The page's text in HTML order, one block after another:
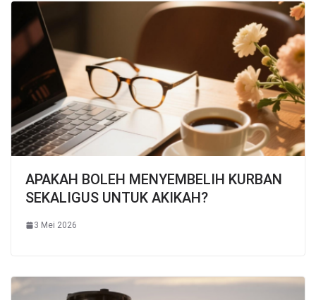
APAKAH BOLEH MENYEMBELIH KURBAN
SEKALIGUS UNTUK AKIKAH?
3 Mei 2026